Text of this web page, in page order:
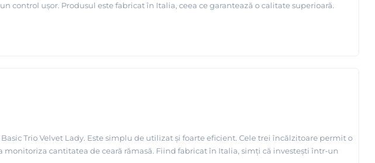
control ușor. Produsul este fabricat în Italia, ceea ce garantează o calitate superioară.
Trio Velvet Lady. Este simplu de utilizat și foarte eficient. Cele trei încălzitoare permit o
cantitatea de ceară rămasă. Fiind fabricat în Italia, simți că investești într-un